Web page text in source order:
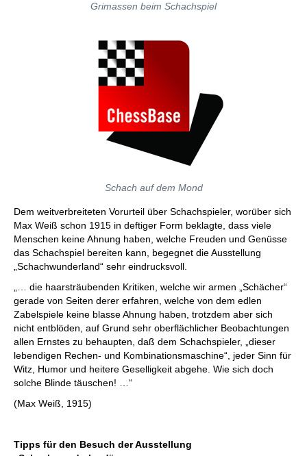
Grimassen beim Schachspiel
Schach auf dem Mond
Dem weitverbreiteten Vorurteil über Schachspieler, worüber sich
Max Weiß schon 1915 in deftiger Form beklagte, dass viele
Menschen keine Ahnung haben, welche Freuden und Genüsse
das Schachspiel bereiten kann, begegnet die Ausstellung
„Schachwunderland“ sehr eindrucksvoll.
„… die haarsträubenden Kritiken, welche wir armen „Schächer“
gerade von Seiten derer erfahren, welche von dem edlen
Zabelspiele keine blasse Ahnung haben, trotzdem aber sich
nicht entblöden, auf Grund sehr oberflächlicher Beobachtungen
allen Ernstes zu behaupten, daß dem Schachspieler, „dieser
lebendigen Rechen- und Kombinationsmaschine“, jeder Sinn für
Witz, Humor und heitere Geselligkeit abgehe. Wie sich doch
solche Blinde täuschen! …“
(Max Weiß, 1915)
Tipps für den Besuch der Ausstellung